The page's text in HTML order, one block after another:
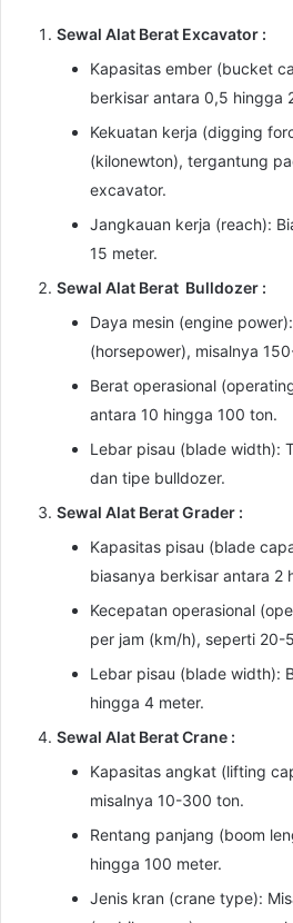
Sewal Alat Berat Excavator :
Kapasitas ember (bucket
berkisar antara 0,5 hingga
Kekuatan kerja (digging
(kilonewton), tergantung
excavator.
Jangkauan kerja (reach):
15 meter.
Sewal Alat Berat Bulldozer :
Daya mesin (engine
(horsepower), misalnya
Berat operasional
antara 10 hingga 100 ton.
Lebar pisau (blade width):
dan tipe bulldozer.
Sewal Alat Berat Grader :
Kapasitas pisau (blade
biasanya berkisar antara 2
Kecepatan operasional
per jam (km/h), seperti 20-
Lebar pisau (blade width):
hingga 4 meter.
Sewal Alat Berat Crane :
Kapasitas angkat (lifting
misalnya 10-300 ton.
Rentang panjang (boom
hingga 100 meter.
Jenis kran (crane type):